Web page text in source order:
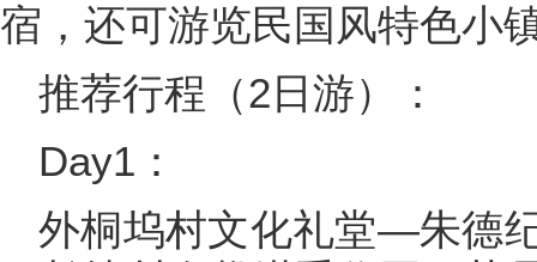
宿，还可游览民国风特色
推荐行程（2日游）：
Day1：
外桐坞村文化礼堂—朱德